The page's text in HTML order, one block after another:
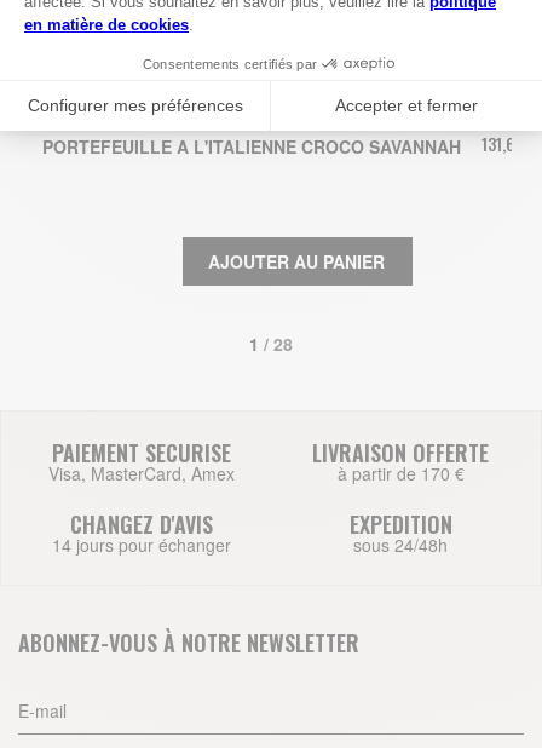
PORTEFEUILLE A L'ITALIENNE CROCO SAVANNAH 131,67 €
AJOUTER AU PANIER
1 / 28
PAIEMENT SECURISE
Visa, MasterCard, Amex
LIVRAISON OFFERTE
à partir de 170 €
CHANGEZ D'AVIS
14 jours pour échanger
EXPEDITION
sous 24/48h
ABONNEZ-VOUS À NOTRE NEWSLETTER